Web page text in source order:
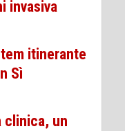
invasiva
itinerante
Sì
clinica, un